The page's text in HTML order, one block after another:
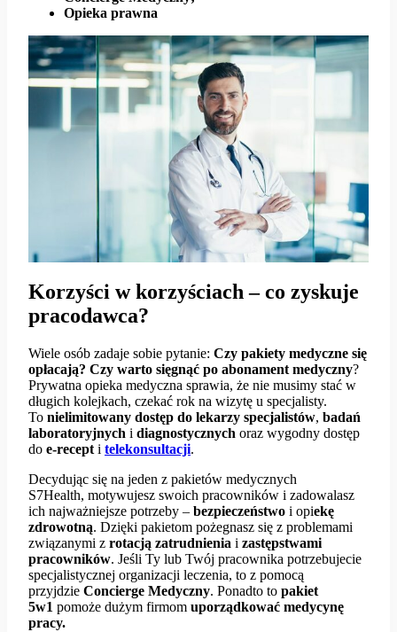
Opieka prawna
Korzyści w korzyściach – co zyskuje
pracodawca?
Wiele osób zadaje sobie pytanie: Czy pakiety medyczne się
opłacają? Czy warto sięgnąć po abonament medyczny?
Prywatna opieka medyczna sprawia, że nie musimy stać w
długich kolejkach, czekać rok na wizytę u specjalisty.
To nielimitowany dostęp do lekarzy specjalistów, badań
laboratoryjnych i diagnostycznych oraz wygodny dostęp
do e-recept i telekonsultacji.
Decydując się na jeden z pakietów medycznych
S7Health, motywujesz swoich pracowników i zadowalasz
ich najważniejsze potrzeby – bezpieczeństwo i opiekę
zdrowotną. Dzięki pakietom pożegnasz się z problemami
związanymi z rotacją zatrudnienia i zastępstwami
pracowników. Jeśli Ty lub Twój pracownika potrzebujecie
specjalistycznej organizacji leczenia, to z pomocą
przyjdzie Concierge Medyczny. Ponadto to pakiet
5w1 pomoże dużym firmom uporządkować medycynę
pracy.